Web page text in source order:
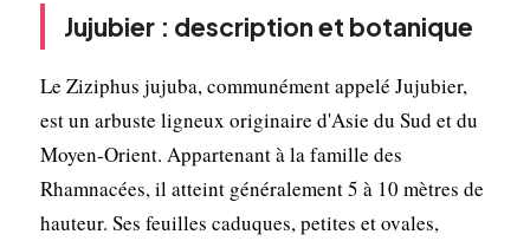
Jujubier : description et botanique
Le Ziziphus jujuba, communément appelé Jujubier,
est un arbuste ligneux originaire d'Asie du Sud et du
Moyen-Orient. Appartenant à la famille des
Rhamnacées, il atteint généralement 5 à 10 mètres de
hauteur. Ses feuilles caduques, petites et ovales,